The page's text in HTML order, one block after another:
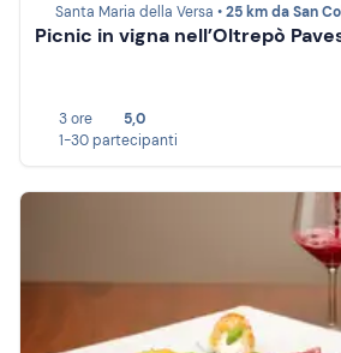
Santa Maria della Versa •25 km da San
Picnic in vigna nell’Oltrepò
3 ore
5,0
1-30 partecipanti